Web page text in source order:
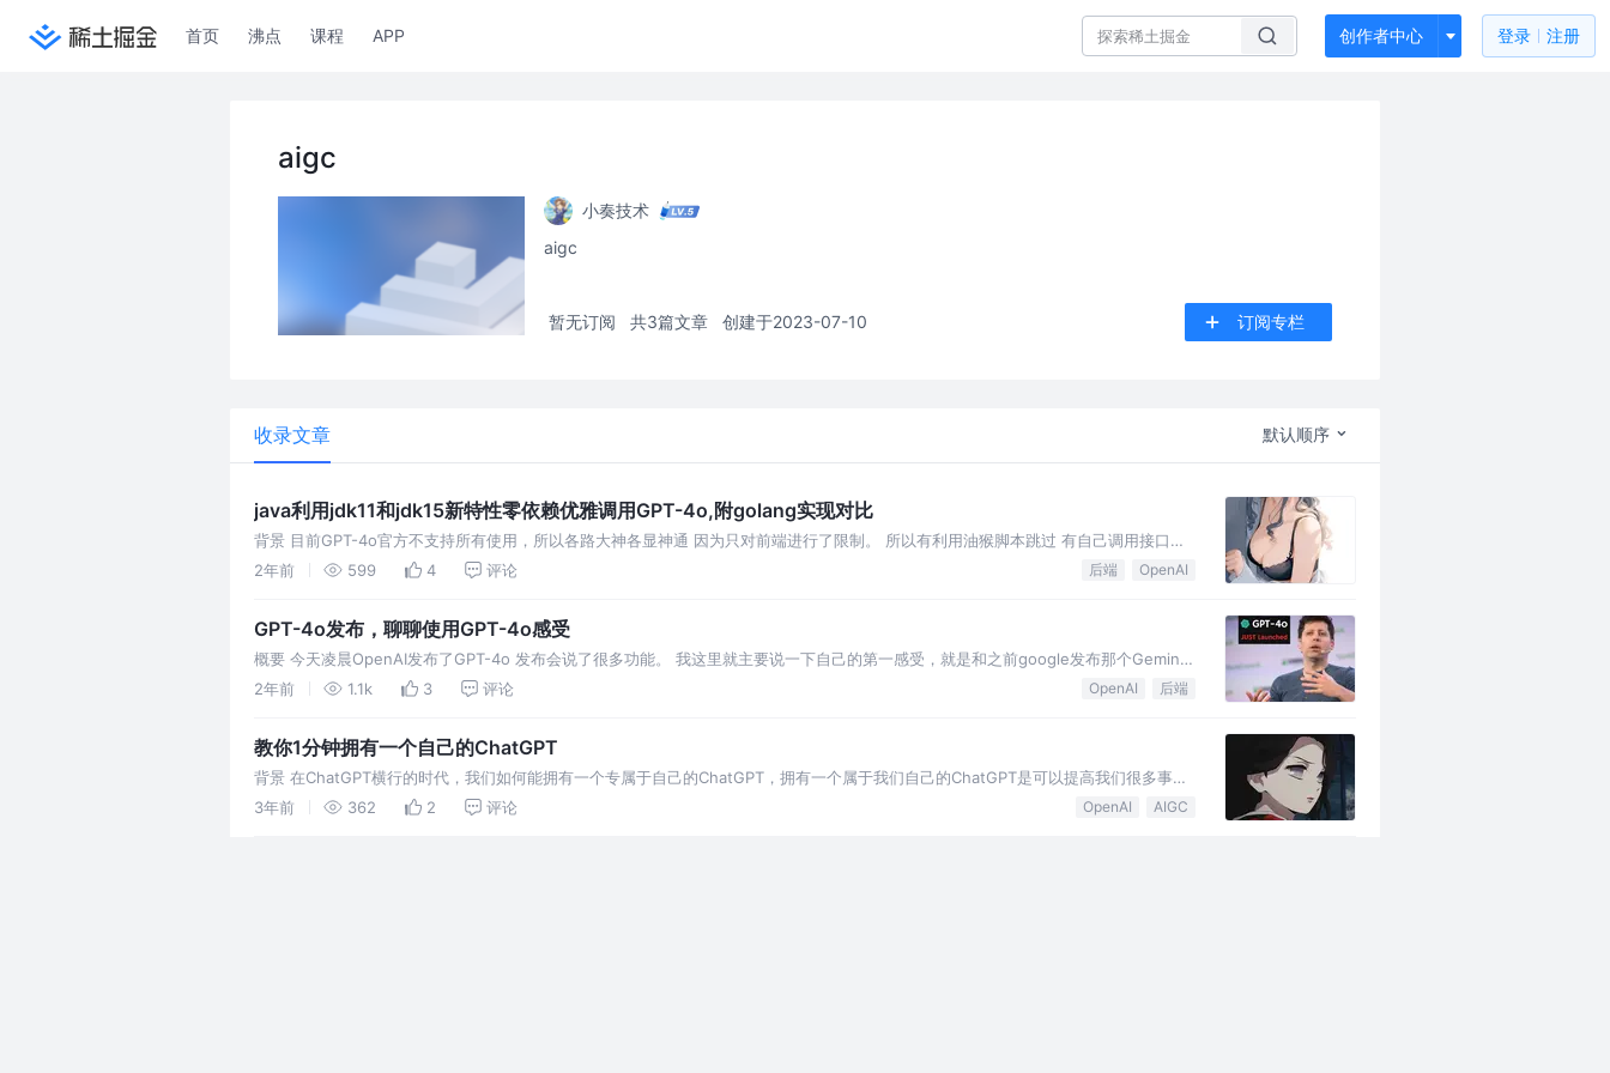
首页 沸点 课程 APP 创作者中心 登录 注册
aigc
小奏技术
aigc
暂无订阅 共3篇文章 创建于2023-07-10 订阅专栏
收录文章 默认顺序
java利用jdk11和jdk15新特性零依赖优雅调用GPT-4o,附golang实现对比
背景 目前GPT-4o官方不支持所有使用，所以各路大神各显神通 因为只对前端进行了限制。 所以有利用油猴脚本跳过 有自己调用接口的
如果要使用java来实现http调用，放在低版本的jdk。 实现起来
2年前 599 4 评论 后端 OpenAI
GPT-4o发布，聊聊使用GPT-4o感受
概要 今天凌晨OpenAI发布了GPT-4o 发布会说了很多功能。 我这里就主要说一下自己的第一感受，就是和之前google发布那个Gemini
的视频差不多 主要来说应该是推出了语音模式，可以实现AI
2年前 1.1k 3 评论 OpenAI 后端
教你1分钟拥有一个自己的ChatGPT
背景 在ChatGPT横行的时代，我们如何能拥有一个专属于自己的ChatGPT，拥有一个属于我们自己的ChatGPT是可以提高我们很多事情
的效率，所以就打算弄一个属于我们自己的ChatGPT 调研 实
3年前 362 2 评论 OpenAI AIGC